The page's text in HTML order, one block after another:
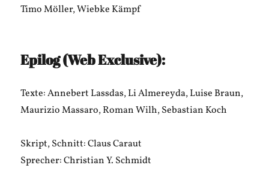
Timo Möller, Wiebke Kämpf
Epilog (Web Exclusive):
Texte: Annebert Lassdas, Li Almereyda, Luise Braun,
Maurizio Massaro, Roman Wilh, Sebastian Koch
Skript, Schnitt: Claus Caraut
Sprecher: Christian Y. Schmidt